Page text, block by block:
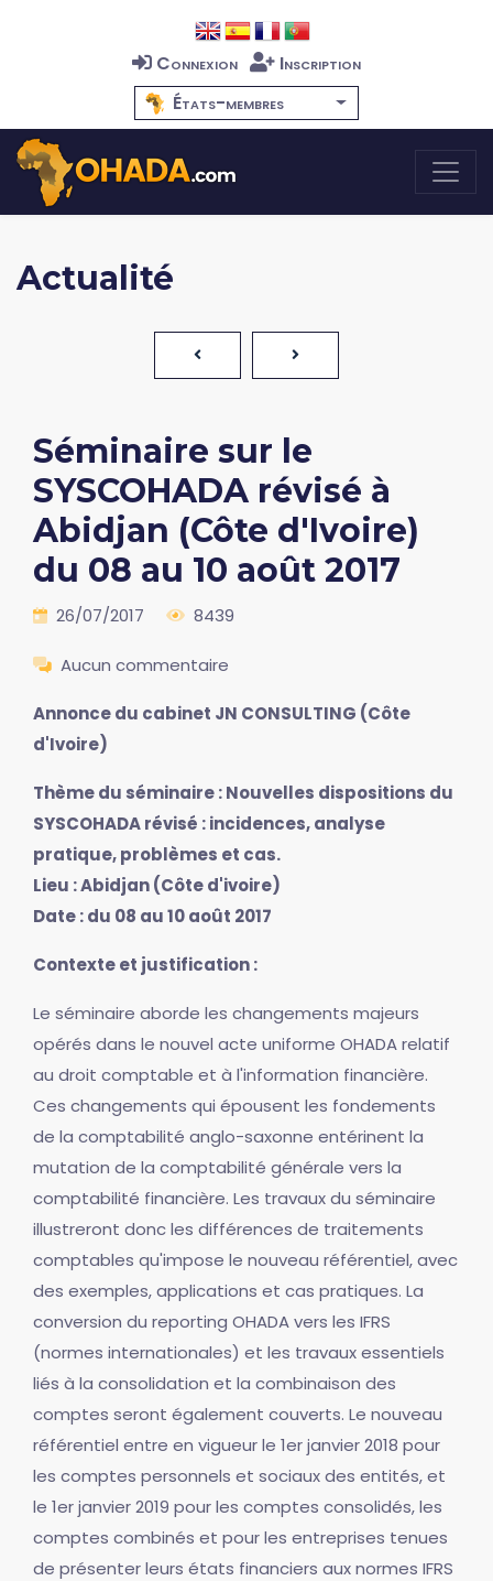
Connexion
Inscription
États-membres
Actualité
Séminaire sur le
SYSCOHADA révisé à
Abidjan (Côte d'Ivoire)
du 08 au 10 août 2017
26/07/2017 8439
Aucun commentaire
Annonce du cabinet JN CONSULTING (Côte
d'Ivoire)
Thème du séminaire : Nouvelles dispositions du
SYSCOHADA révisé : incidences, analyse
pratique, problèmes et cas.
Lieu : Abidjan (Côte d'ivoire)
Date : du 08 au 10 août 2017
Contexte et justification :
Le séminaire aborde les changements majeurs
opérés dans le nouvel acte uniforme OHADA relatif
au droit comptable et à l'information financière.
Ces changements qui épousent les fondements
de la comptabilité anglo-saxonne entérinent la
mutation de la comptabilité générale vers la
comptabilité financière. Les travaux du séminaire
illustreront donc les différences de traitements
comptables qu'impose le nouveau référentiel, avec
des exemples, applications et cas pratiques. La
conversion du reporting OHADA vers les IFRS
(normes internationales) et les travaux essentiels
liés à la consolidation et la combinaison des
comptes seront également couverts. Le nouveau
référentiel entre en vigueur le 1er janvier 2018 pour
les comptes personnels et sociaux des entités, et
le 1er janvier 2019 pour les comptes consolidés, les
comptes combinés et pour les entreprises tenues
de présenter leurs états financiers aux normes IFRS